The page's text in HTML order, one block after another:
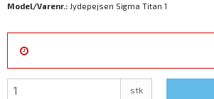
Model/Varenr.: Jydepejsen Sigma Titan 1
stk